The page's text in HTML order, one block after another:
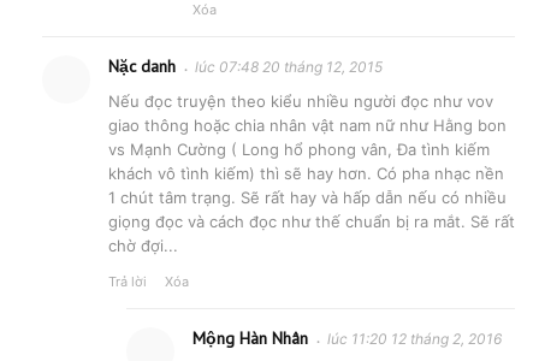
Xóa
Nặc danh lúc 07:48 20 tháng 12, 2015
Nếu đọc truyện theo kiểu nhiều người đọc như vov
giao thông hoặc chia nhân vật nam nữ như Hằng bon
vs Mạnh Cường ( Long hổ phong vân, Đa tình kiếm
khách vô tình kiếm) thì sẽ hay hơn. Có pha nhạc nền
1 chút tâm trạng. Sẽ rất hay và hấp dẫn nếu có nhiều
giọng đọc và cách đọc như thế chuẩn bị ra mắt. Sẽ rất
chờ đợi...
Trả lời Xóa
Mộng Hàn Nhân lúc 11:20 12 tháng 2, 2016